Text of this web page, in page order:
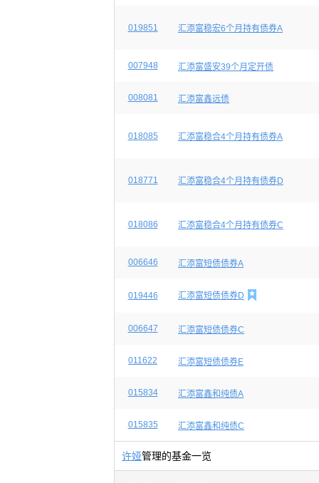
019851 汇添富稳宏6个月持有债券A
007948 汇添富盛安39个月定开债
008081 汇添富鑫远债
018085 汇添富稳合4个月持有债券A
018771 汇添富稳合4个月持有债券D
018086 汇添富稳合4个月持有债券C
006646 汇添富短债债券A
019446 汇添富短债债券D 
006647 汇添富短债债券C
011622 汇添富短债债券E
015834 汇添富鑫和纯债A
015835 汇添富鑫和纯债C
许娅管理的基金一览